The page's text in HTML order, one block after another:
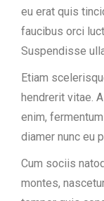
eu erat quis
faucibus orci
Suspendisse
Etiam
hendrerit vitae.
enim,
diamer nunc eu
Cum sociis
montes,